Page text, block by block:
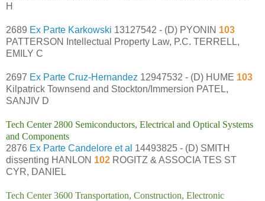
H
2689 Ex Parte Karkowski 13127542 - (D) PYONIN 103
PATTERSON Intellectual Property Law, P.C. TERRELL,
EMILY C
2697 Ex Parte Cruz-Hernandez 12947532 - (D) HUME 103
Kilpatrick Townsend and Stockton/Immersion PATEL,
SANJIV D
Tech Center 2800 Semiconductors, Electrical and Optical Systems
and Components
2876 Ex Parte Candelore et al 14493825 - (D) SMITH
dissenting HANLON 102 ROGITZ & ASSOCIA TES ST
CYR, DANIEL
Tech Center 3600 Transportation, Construction, Electronic